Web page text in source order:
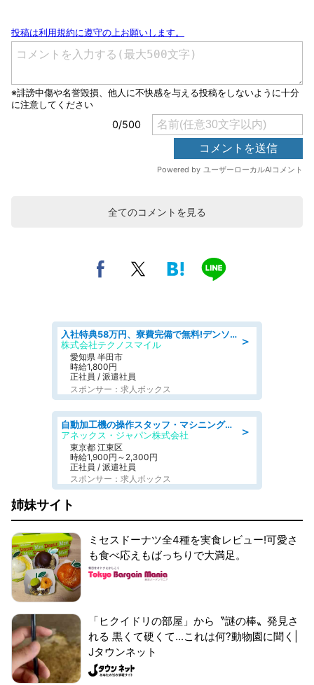
全てのコメントを見る
＞
入社特典58万円、寮費完備で無料!デンソーで働こう!自動車工場で小型部品の検査業務 denso aichi
株式会社テクノスマイル
愛知県 半田市
時給1,800円
正社員 / 派遣社員
スポンサー：求人ボックス
＞
自動加工機の操作スタッフ・マシニングセンタ/工業系卒歓迎/未経験OK/定年なし/交通費支給/急募
アネックス・ジャパン株式会社
東京都 江東区
時給1,900円～2,300円
正社員 / 派遣社員
スポンサー：求人ボックス
姉妹サイト
ミセスドーナツ全4種を実食レビュー!可愛さ
も食べ応えもばっちりで大満足。
「ヒクイドリの部屋」から〝謎の棒〟発見さ
れる 黒くて硬くて...これは何?動物園に聞く|
Jタウンネット